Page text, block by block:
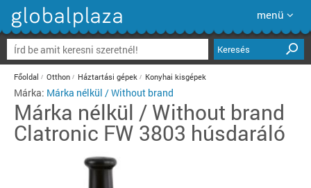
menü
Keresés
Főoldal Otthon Háztartási gépek Konyhai kisgépek
Márka: Márka nélkül / Without brand
Márka nélkül / Without brand
Clatronic FW 3803 húsdaráló